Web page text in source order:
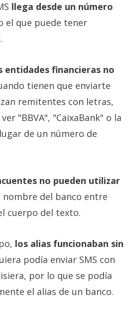
llega desde un número
el que puede tener
entidades financieras no
tienen que enviarte
remitentes con letras,
"BBVA", "CaixaBank" o la
de un número de
no pueden utilizar
nombre del banco entre
cuerpo del texto.
los alias funcionaban sin
podía enviar SMS con
por lo que se podía
el alias de un banco.